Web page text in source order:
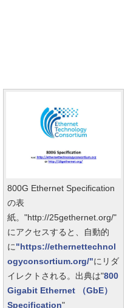
800G Ethernet Specification
の表
紙。"http://25gethernet.org/"
にアクセスすると、自動的
に"https://ethernettechnol
ogyconsortium.org/"にリダ
イレクトされる。出典は"800
Gigabit Ethernet （GbE）
Specification"